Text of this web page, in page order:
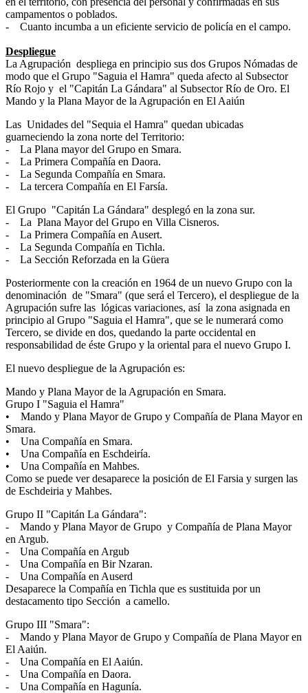
campamentos o poblados.
- Cuanto incumba a un eficiente servicio de policía en el campo.
Despliegue
La Agrupación despliega en principio sus dos Grupos Nómadas de
modo que el Grupo "Saguia el Hamra" queda afecto al Subsector
Río Rojo y el "Capitán La Gándara" al Subsector Río de Oro. El
Mando y la Plana Mayor de la Agrupación en El Aaiún
Las Unidades del "Sequia el Hamra" quedan ubicadas
guarneciendo la zona norte del Territorio:
- La Plana mayor del Grupo en Smara.
- La Primera Compañía en Daora.
- La Segunda Compañía en Smara.
- La tercera Compañía en El Farsía.
El Grupo "Capitán La Gándara" desplegó en la zona sur.
- La Plana Mayor del Grupo en Villa Cisneros.
- La Primera Compañía en Ausert.
- La Segunda Compañía en Tichla.
- La Sección Reforzada en la Güera
Posteriormente con la creación en 1964 de un nuevo Grupo con la
denominación de "Smara" (que será el Tercero), el despliegue de la
Agrupación sufre las lógicas variaciones, así la zona asignada en
principio al Grupo "Saguia el Hamra", que se le numerará como
Tercero, se divide en dos, quedando la parte occidental en
responsabilidad de éste Grupo y la oriental para el nuevo Grupo I.
El nuevo despliegue de la Agrupación es:
Mando y Plana Mayor de la Agrupación en Smara.
Grupo I "Saguia el Hamra"
• Mando y Plana Mayor de Grupo y Compañía de Plana Mayor en
Smara.
• Una Compañía en Smara.
• Una Compañía en Eschdeiría.
• Una Compañía en Mahbes.
Como se puede ver desaparece la posición de El Farsia y surgen las
de Eschdeiria y Mahbes.
Grupo II "Capitán La Gándara":
- Mando y Plana Mayor de Grupo y Compañía de Plana Mayor
en Argub.
- Una Compañía en Argub
- Una Compañía en Bir Nzaran.
- Una Compañía en Auserd
Desaparece la Compañía en Tichla que es sustituida por un
destacamento tipo Sección a camello.
Grupo III "Smara":
- Mando y Plana Mayor de Grupo y Compañía de Plana Mayor en
El Aaiún.
- Una Compañía en El Aaiún.
- Una Compañía en Daora.
- Una Compañía en Hagunía.